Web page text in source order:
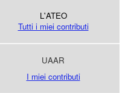
L'ATEO
Tutti i miei contributi
UAAR
I miei contributi